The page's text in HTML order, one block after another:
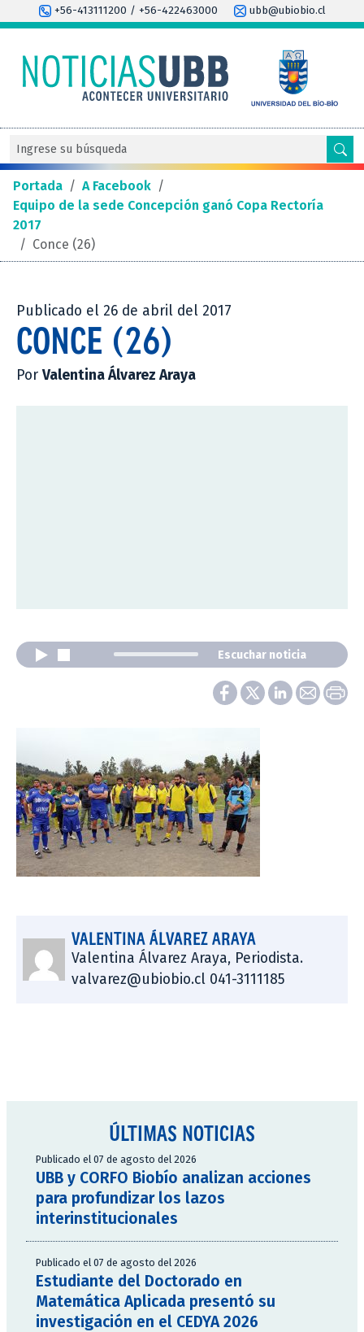
+56-413111200 / +56-422463000 ubb@ubiobio.cl
Portada / A Facebook /
Equipo de la sede Concepción ganó Copa Rectoría
2017
/ Conce (26)
Publicado el 26 de abril del 2017
CONCE (26)
PorValentina Álvarez Araya
Escuchar noticia
VALENTINA ÁLVAREZ ARAYA
Valentina Álvarez Araya, Periodista.
valvarez@ubiobio.cl 041-3111185
ÚLTIMAS NOTICIAS
Publicado el 07 de agosto del 2026
UBB y CORFO Biobío analizan acciones
para profundizar los lazos
interinstitucionales
Publicado el 07 de agosto del 2026
Estudiante del Doctorado en
Matemática Aplicada presentó su
investigación en el CEDYA 2026